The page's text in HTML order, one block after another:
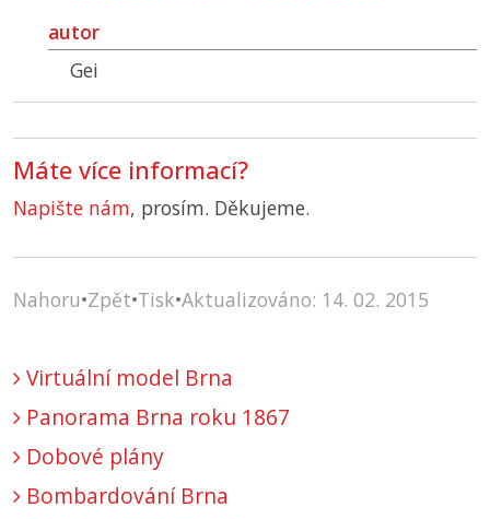
autor
Gei
Máte více informací?
Napište nám, prosím. Děkujeme.
Nahoru•Zpět•Tisk•Aktualizováno: 14. 02. 2015
Virtuální model Brna
Panorama Brna roku 1867
Dobové plány
Bombardování Brna